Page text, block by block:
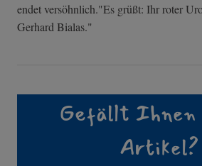
endet versöhnlich."Es grüßt: Ihr roter
Gerhard Bialas."
Gefällt Ihnen
Artikel?